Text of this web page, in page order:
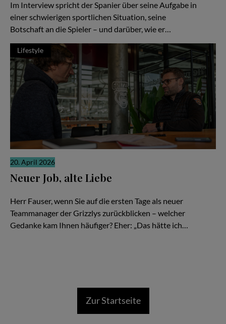
Im Interview spricht der Spanier über seine Aufgabe in
einer schwierigen sportlichen Situation, seine
Botschaft an die Spieler – und darüber, wie er…
Lifestyle
20. April 2026
Neuer Job, alte Liebe
Herr Fauser, wenn Sie auf die ersten Tage als neuer
Teammanager der Grizzlys zurückblicken – welcher
Gedanke kam Ihnen häufiger? Eher: „Das hätte ich…
Zur Startseite